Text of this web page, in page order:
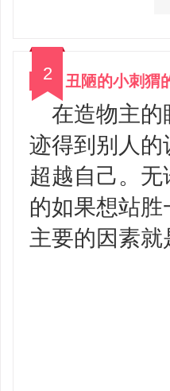
2 丑陋的小刺猬
在造物主的
迹得到别人
超越自己。
的如果想站
主要的因素就